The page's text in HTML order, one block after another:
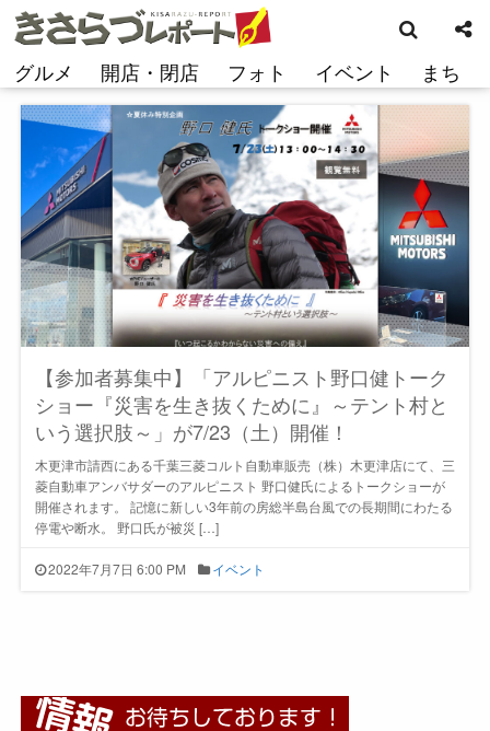
コ
ン
ン
グルメ 開店・閉店 フォト イベント まち
索
【参加者募集中】「アルピニスト野口健トーク
ショー『災害を生き抜くために』～テント村と
いう選択肢～」が7/23（土）開催！
木更津市請西にある千葉三菱コルト自動車販売（株）木更津店にて、三
菱自動車アンバサダーのアルピニスト 野口健氏によるトークショーが
開催されます。 記憶に新しい3年前の房総半島台風での長期間にわたる
停電や断水。 野口氏が被災 […]
2022年7月7日 6:00 PM イベント